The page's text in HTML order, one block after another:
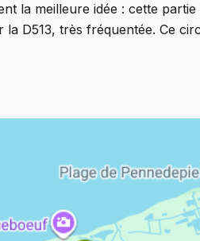
la meilleure idée : cette
D513, très fréquentée. Ce